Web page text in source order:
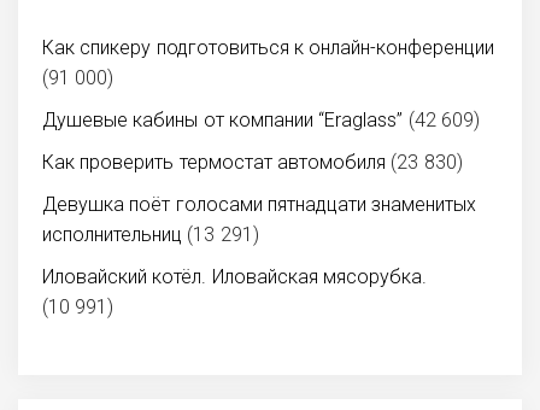
Как спикеру подготовиться к онлайн-конференции
(91 000)
Душевые кабины от компании “Eraglass” (42 609)
Как проверить термостат автомобиля (23 830)
Девушка поёт голосами пятнадцати знаменитых
исполнительниц (13 291)
Иловайский котёл. Иловайская мясорубка.
(10 991)